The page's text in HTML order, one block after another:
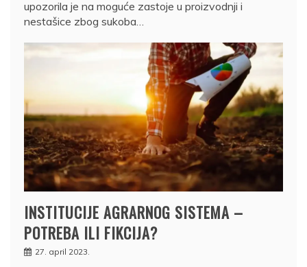
upozorila je na moguće zastoje u proizvodnji i
nestašice zbog sukoba…
INSTITUCIJE AGRARNOG SISTEMA –
POTREBA ILI FIKCIJA?
27. april 2023.